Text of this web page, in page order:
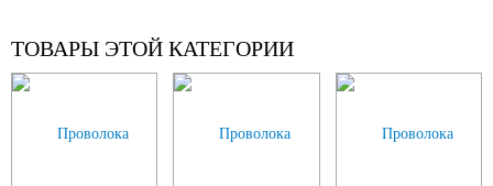
ТОВАРЫ ЭТОЙ КАТЕГОРИИ